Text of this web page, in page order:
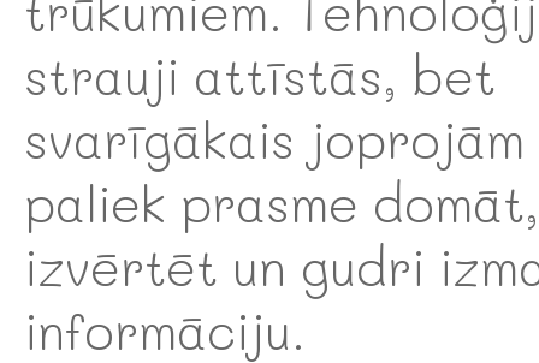
strauji attīstās, bet
svarīgākais joprojām
paliek prasme domāt,
izvērtēt un gudri
informāciju.